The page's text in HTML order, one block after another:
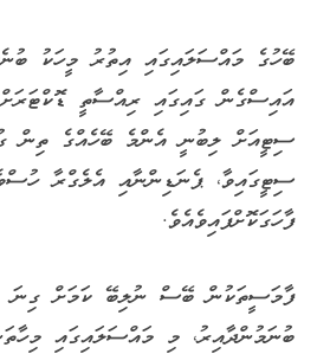
ބޭހުގެ މައްސަލައިގައި އިތުރު މީހަކު
އައިސްގެން ގައިގައި ރިއްސާތީ
ސިޓީއަށް ލިބުނީ އެންމެ ބޭހެއްގެ ތިން
ސިޓީގައިވާ، ޕެނަޑިންނާއި އެލެގްރާ
ފާހަގަކޮށްފައިވެއެވެ.
ފާމަސީތަކުން ބޭސް ނުލިބޭ ކަމަށް ގިނަ
ބުނަމުންދާއިރު، މި މައްސަލައިގައި